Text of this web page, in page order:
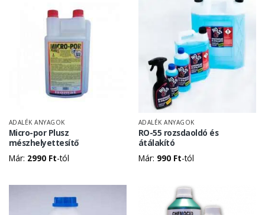
ADALÉK ANYAGOK
Micro-por Plusz
mészhelyettesítő
Már: 2990 Ft-tól
ADALÉK ANYAGOK
RO-55 rozsdaoldó és
átálakító
Már: 990 Ft-tól